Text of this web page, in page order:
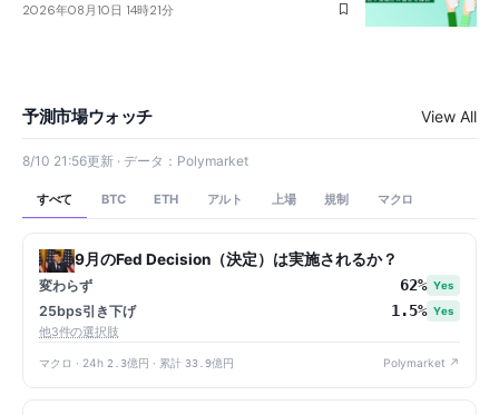
2026年08月10日 14時21分
予測市場ウォッチ View All
8/10 21:56更新 · データ：Polymarket
すべて BTC ETH アルト 上場 規制 マクロ
9月のFed Decision（決定）は実施されるか？
変わらず 62% Yes
25bps引き下げ 1.5% Yes
他3件の選択肢
マクロ · 24h 2.3億円 · 累計 33.9億円 Polymarket ↗